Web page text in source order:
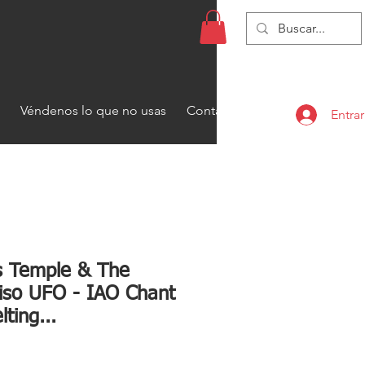
Véndenos lo que no usas Contacto Entrar
Temple & The
UFO - IAO Chant